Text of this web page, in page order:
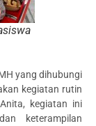
yang dihubungi
kegiatan rutin
kegiatan ini
keterampilan